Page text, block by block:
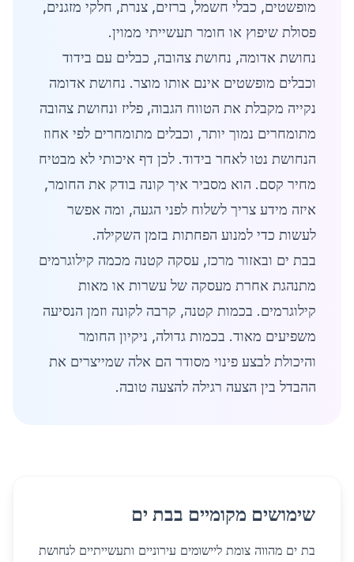
מופשטים, כבלי חשמל, ברזים, צנרת, חלקי מזגנים,
פסולת שיפוץ או חומר תעשייתי ממוין.
נחושת אדומה, נחושת צהובה, כבלים עם בידוד
וכבלים מופשטים אינם אותו מוצר. נחושת אדומה
נקייה מקבלת את הטווח הגבוה, פליז ונחושת צהובה
מתומחרים נמוך יותר, וכבלים מתומחרים לפי אחוז
הנחושת נטו לאחר בידוד. לכן דף איכותי לא מבטיח
מחיר קסם. הוא מסביר איך קונה בודק את החומר,
איזה מידע צריך לשלוח לפני הגעה, ומה אפשר
לעשות כדי למנוע הפחתות בזמן השקילה.
בבת ים ובאזור מרכז, עסקה קטנה מכמה קילוגרמים
מתנהגת אחרת מעסקה של עשרות או מאות
קילוגרמים. בכמות קטנה, קרבה לקונה וזמן הנסיעה
משפיעים מאוד. בכמות גדולה, ניקיון החומר
והיכולת לבצע פינוי מסודר הם אלה שמייצרים את
ההבדל בין הצעה רגילה להצעה טובה.
שימושים מקומיים בבת ים
בת ים מהווה צומת ליישומים עירוניים ותעשייתיים לנחושת